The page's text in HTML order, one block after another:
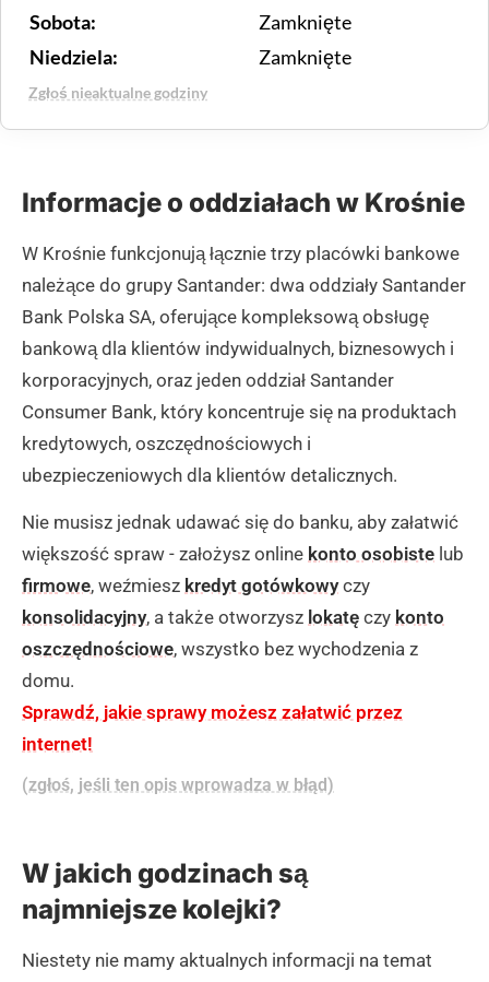
Sobota:
Zamknięte
Niedziela:
Zamknięte
Zgłoś nieaktualne godziny
Informacje o oddziałach w Krośnie
W Krośnie funkcjonują łącznie trzy placówki bankowe
należące do grupy Santander: dwa oddziały Santander
Bank Polska SA, oferujące kompleksową obsługę
bankową dla klientów indywidualnych, biznesowych i
korporacyjnych, oraz jeden oddział Santander
Consumer Bank, który koncentruje się na produktach
kredytowych, oszczędnościowych i
ubezpieczeniowych dla klientów detalicznych.
Nie musisz jednak udawać się do banku, aby załatwić
większość spraw - założysz online konto osobiste lub
firmowe, weźmiesz kredyt gotówkowyczy
konsolidacyjny, a także otworzysz lokatę czy konto
oszczędnościowe, wszystko bez wychodzenia z
domu.
Sprawdź, jakie sprawy możesz załatwić przez
internet!
(zgłoś, jeśli ten opis wprowadza w błąd)
W jakich godzinach są
najmniejsze kolejki?
Niestety nie mamy aktualnych informacji na temat